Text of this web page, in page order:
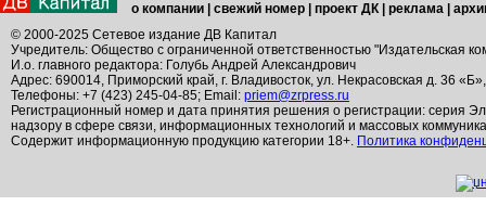
о компании свежий номер проект ДК реклама
© 2000-2025 Сетевое издание ДВ Капитал
Учредитель: Общество с ограниченной ответственностью "Издательская
И.о. главного редактора: Голубь Андрей Александрович
Адрес: 690014, Приморский край, г. Владивосток, ул. Некрасовская д. 36
Телефоны: +7 (423) 245-04-85; Email: priem@zrpress.ru
Регистрационный номер и дата принятия решения о регистрации: серия
надзору в сфере связи, информационных технологий и массовых
Содержит информационную продукцию категории 18+. Политика